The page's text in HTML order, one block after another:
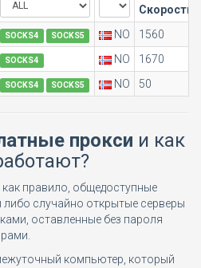
Скорость
SOCKS4 SOCKS5 NO
1560
SOCKS4 NO
1670
SOCKS4 SOCKS5 NO 50
прокси и как
как правило, общедоступные
случайно открытые серверы
оставленные без пароля
компьютер, который